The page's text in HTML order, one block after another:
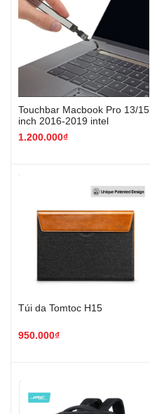
Touchbar Macbook Pro 13/15
inch 2016-2019 intel
1.200.000₫
Túi da Tomtoc H15
950.000₫